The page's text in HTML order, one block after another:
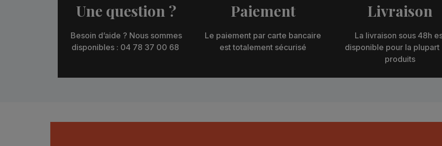
Une question ?
Besoin d’aide ? Nous sommes
disponibles : 04 78 37 00 68
Paiement
Le paiement par carte bancaire
est totalement sécurisé
Livraison
La livraison sous 48h
disponible pour la plupart
produits